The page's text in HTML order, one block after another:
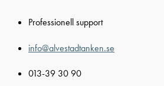
innehåll
Professionell support
info@alvestadtanken.se
013-39 30 90